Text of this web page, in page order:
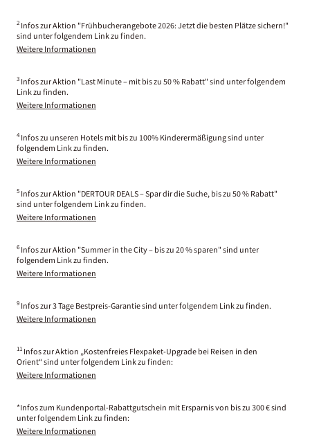
2 Infos zur Aktion "Frühbucherangebote 2026: Jetzt die besten Plätze sichern!"
sind unter folgendem Link zu finden.
Weitere Informationen
3 Infos zur Aktion "Last Minute – mit bis zu 50 % Rabatt" sind unter folgendem
Link zu finden.
Weitere Informationen
4 Infos zu unseren Hotels mit bis zu 100% Kinderermäßigung sind unter
folgendem Link zu finden.
Weitere Informationen
5 Infos zur Aktion "DERTOUR DEALS – Spar dir die Suche, bis zu 50 % Rabatt"
sind unter folgendem Link zu finden.
Weitere Informationen
6 Infos zur Aktion "Summer in the City – bis zu 20 % sparen" sind unter
folgendem Link zu finden.
Weitere Informationen
9 Infos zur 3 Tage Bestpreis-Garantie sind unter folgendem Link zu finden.
Weitere Informationen
11 Infos zur Aktion „Kostenfreies Flexpaket-Upgrade bei Reisen in den
Orient“ sind unter folgendem Link zu finden:
Weitere Informationen
*Infos zum Kundenportal-Rabattgutschein mit Ersparnis von bis zu 300 € sind
unter folgendem Link zu finden:
Weitere Informationen